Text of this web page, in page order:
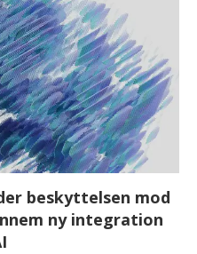
beskyttelsen mod
ny integration